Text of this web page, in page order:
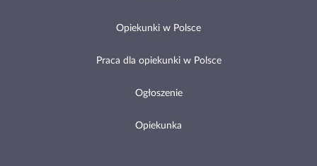
Opiekunki w Polsce
Praca dla opiekunki w Polsce
Ogłoszenie
Opiekunka